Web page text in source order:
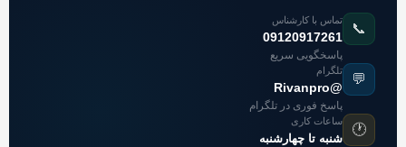
📞
تماس با کارشناس
09120917261
پاسخگویی سریع
💬
تلگرام
@Rivanpro
پاسخ فوری در تلگرام
🕐
ساعات کاری
شنبه تا چهارشنبه